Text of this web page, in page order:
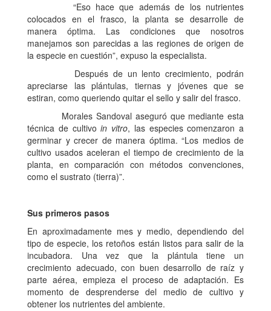
“Eso hace que además de los nutrientes
colocados en el frasco, la planta se desarrolle de
manera óptima. Las condiciones que nosotros
manejamos son parecidas a las regiones de origen de
la especie en cuestión”, expuso la especialista.
Después de un lento crecimiento, podrán
apreciarse las plántulas, tiernas y jóvenes que se
estiran, como queriendo quitar el sello y salir del frasco.
Morales Sandoval aseguró que mediante esta
técnica de cultivoin vitro, las especies comenzaron a
germinar y crecer de manera óptima. “Los medios de
cultivo usados aceleran el tiempo de crecimiento de la
planta, en comparación con métodos convenciones,
como el sustrato (tierra)”.
Sus primeros pasos
En aproximadamente mes y medio, dependiendo del
tipo de especie, los retoños están listos para salir de la
incubadora. Una vez que la plántula tiene un
crecimiento adecuado, con buen desarrollo de raíz y
parte aérea, empieza el proceso de adaptación. Es
momento de desprenderse del medio de cultivo y
obtener los nutrientes del ambiente.